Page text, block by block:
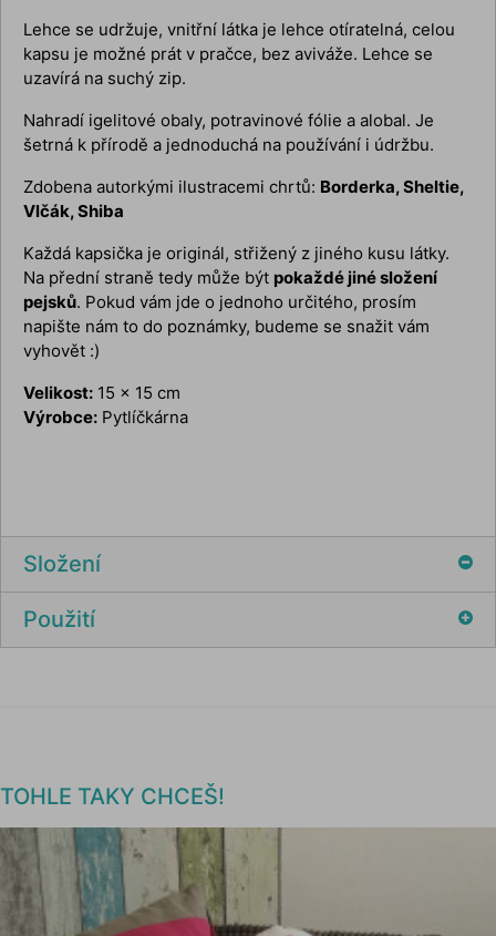
Lehce se udržuje, vnitřní látka je lehce otíratelná, celou
kapsu je možné prát v pračce, bez aviváže. Lehce se
uzavírá na suchý zip.
Nahradí igelitové obaly, potravinové fólie a alobal. Je
šetrná k přírodě a jednoduchá na používání i údržbu.
Zdobena autorkými ilustracemi chrtů: Borderka, Sheltie,
Vlčák, Shiba
Každá kapsička je originál, střižený z jiného kusu látky.
Na přední straně tedy může být pokaždé jiné složení
pejsků. Pokud vám jde o jednoho určitého, prosím
napište nám to do poznámky, budeme se snažit vám
vyhovět :)
Velikost: 15 x 15 cm
Výrobce: Pytlíčkárna
Složení
Použití
TOHLE TAKY CHCEŠ!